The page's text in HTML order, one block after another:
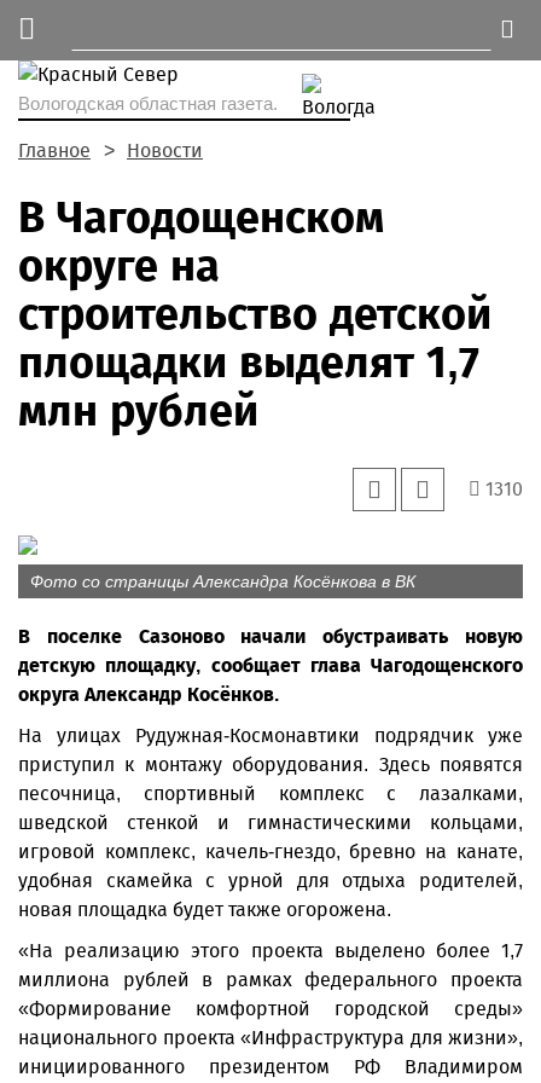
Вологодская областная газета.
Главное Новости
В Чагодощенском
округе на
строительство детской
площадки выделят 1,7
млн рублей
1310
Фото со страницы Александра Косёнкова в ВК
В поселке Сазоново начали обустраивать новую
детскую площадку, сообщает глава Чагодощенского
округа Александр Косёнков.
На улицах Рудужная-Космонавтики подрядчик уже
приступил к монтажу оборудования. Здесь появятся
песочница, спортивный комплекс с лазалками,
шведской стенкой и гимнастическими кольцами,
игровой комплекс, качель-гнездо, бревно на канате,
удобная скамейка с урной для отдыха родителей,
новая площадка будет также огорожена.
«На реализацию этого проекта выделено более 1,7
миллиона рублей в рамках федерального проекта
«Формирование комфортной городской среды»
национального проекта «Инфраструктура для жизни»,
инициированного президентом РФ Владимиром